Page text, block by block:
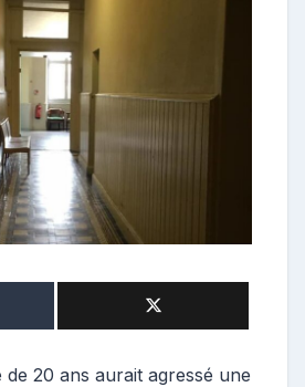
i
de 20 ans aurait agressé une